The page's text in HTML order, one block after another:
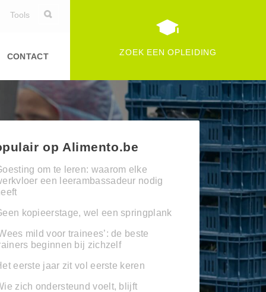
Tools
CONTACT ZOEK EEN OPLEIDING
op Alimento.be
om te leren: waarom elke
een leerambassadeur nodig
kopieerstage, wel een springplank
mild voor trainees’: de beste
beginnen bij zichzelf
eerste jaar zit vol eerste keren
zich ondersteund voelt, blijft